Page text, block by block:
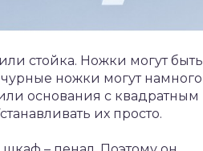
стойка. Ножки могут быть
ножки могут намного
основания с квадратным
их просто.